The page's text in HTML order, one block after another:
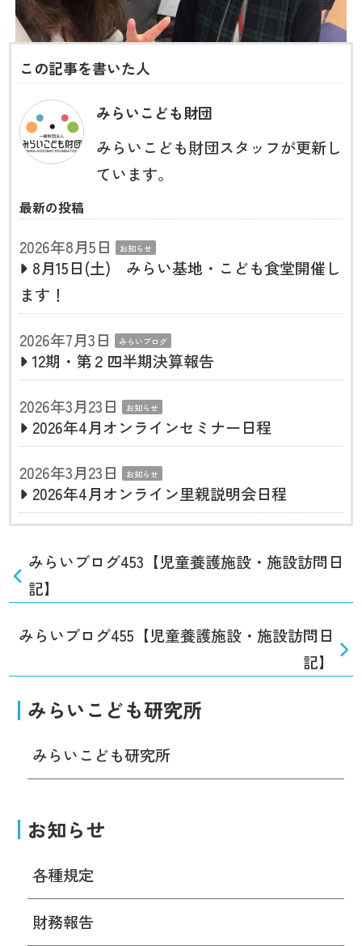
この記事を書いた人
みらいこども財団
みらいこども財団スタッフが更新し
ています。
最新の投稿
2026年8月5日 お知らせ
8月15日(土) みらい基地・こども食堂開催し
ます！
2026年7月3日
みらいブログ
12期・第２四半期決算報告
2026年3月23日
お知らせ
2026年4月オンラインセミナー日程
2026年3月23日
お知らせ
2026年4月オンライン里親説明会日程
みらいブログ453【児童養護施設・施設訪問日
記】
みらいブログ455【児童養護施設・施設訪問日
記】
みらいこども研究所
みらいこども研究所
お知らせ
各種規定
財務報告